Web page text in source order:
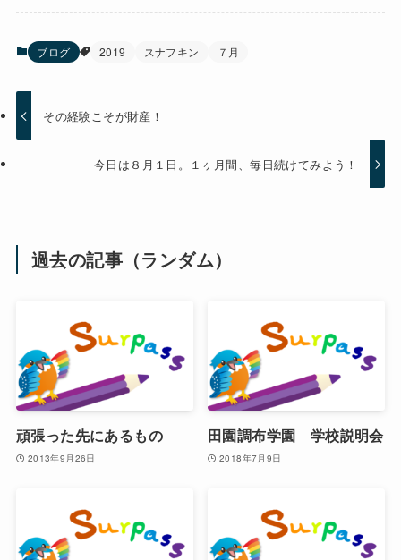
ブログ 2019 スナフキン ７月
その経験こそが財産！
今日は８月１日。１ヶ月間、毎日続けてみよう！
過去の記事（ランダム）
頑張った先にあるもの
2013年9月26日
田園調布学園 学校説明会
2018年7月9日